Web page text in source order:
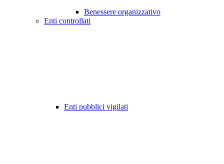
Benessere organizzativo
Enti controllati
Enti pubblici vigilati